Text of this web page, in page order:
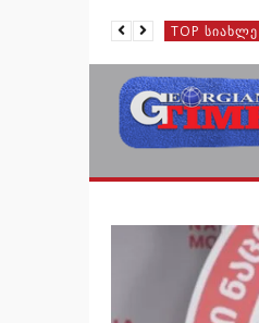
TOP ᲡᲘᲐᲮᲚᲔ
TOP ᲡᲘᲐᲮᲚᲔ
TOP ᲡᲘᲐᲮᲚᲔ
TOP ᲡᲘᲐᲮᲚᲔ